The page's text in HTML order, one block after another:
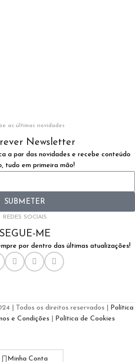
as últimas novidades
Newsletter
a par das novidades e recebe conteúdo
tudo em primeira mão!
SUBMETER
REDES SOCIAIS
SEGUE-ME
por dentro das últimas atualizações!
| Todos os direitos reservados | Política
e Condições Política de Cookies
Minha Conta